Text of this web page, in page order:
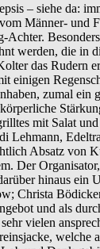
– siehe da:
Männer- und
Achter.
werden, die in
das Rudern
einigen
zumal ein
mit Salat
Lehmann,
Absatz von
Der
hinaus ein
Christa
und als
vielen
welche